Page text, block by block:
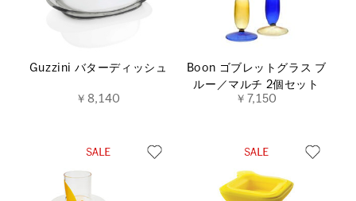
Guzzini バターディッシュ
￥8,140
Boon ゴブレットグラス ブ
ルー／マルチ 2個セット
￥7,150